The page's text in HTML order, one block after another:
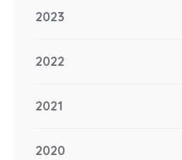
2023
2022
2021
2020